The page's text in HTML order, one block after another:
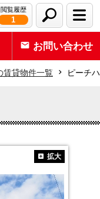
閲覧履歴
1
お問い合わせ
賃貸物件一覧 ピーチ
拡大